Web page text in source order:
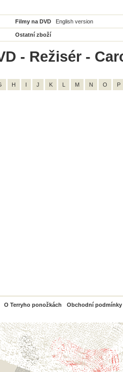
Filmy na DVD English version
Ostatní zboží
- Režisér -
H I J K L M N O P
O Terryho ponožkách Obchodní podmínky
PayPal